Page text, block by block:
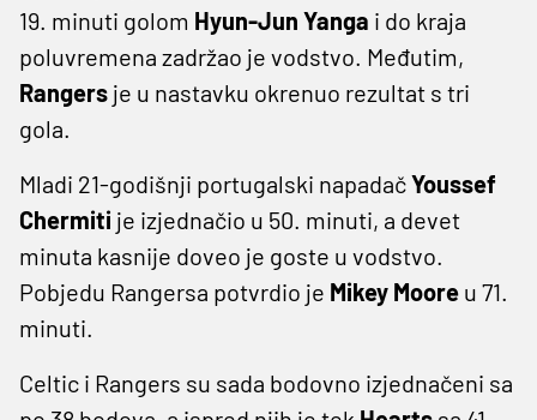
19. minuti golom Hyun-Jun Yanga i do kraja
poluvremena zadržao je vodstvo. Međutim,
Rangers je u nastavku okrenuo rezultat s tri
gola.
Mladi 21-godišnji portugalski napadačYoussef
Chermiti je izjednačio u 50. minuti, a devet
minuta kasnije doveo je goste u vodstvo.
Pobjedu Rangersa potvrdio je Mikey Moore u 71.
minuti.
Celtic i Rangers su sada bodovno izjednačeni sa